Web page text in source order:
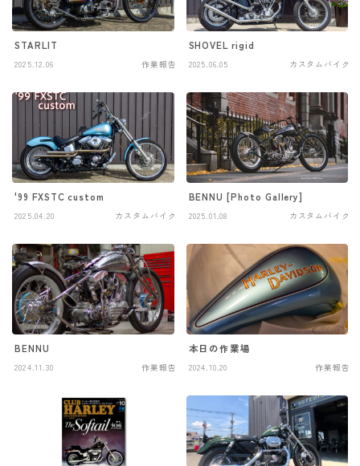
STARLIT
2025.12.06 作業報告
SHOVEL rigid
2025.06.05 カスタムバイク
'99 FXSTC custom
2025.04.20 カスタムバイク
BENNU [Photo Gallery]
2025.01.08 カスタムバイク
BENNU
2024.11.30 作業報告
本日の作業場
2024.10.20 作業報告